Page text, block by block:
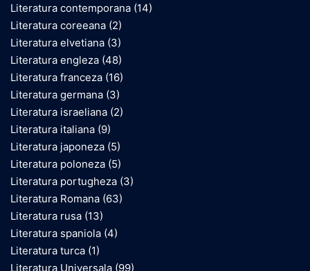
Literatura contemporana (14)
Literatura coreeana (2)
Literatura elvetiana (3)
Literatura engleza (48)
Literatura franceza (16)
Literatura germana (3)
Literatura israeliana (2)
Literatura italiana (9)
Literatura japoneza (5)
Literatura poloneza (5)
Literatura portugheza (3)
Literatura Romana (63)
Literatura rusa (13)
Literatura spaniola (4)
Literatura turca (1)
Literatura Universala (99)